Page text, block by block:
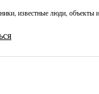
известные люди, объекты